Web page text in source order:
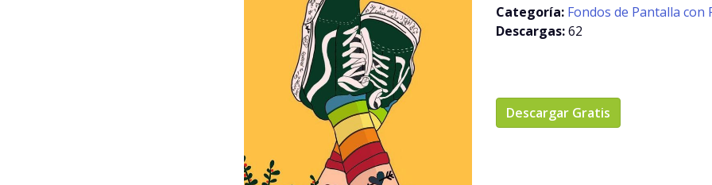
Categoría: Fondos de Pantalla con
Descargas:62
Descargar Gratis